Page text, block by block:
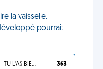
la vaisselle.
pourrait
TU L'AS BIEN MÉRITÉ 363